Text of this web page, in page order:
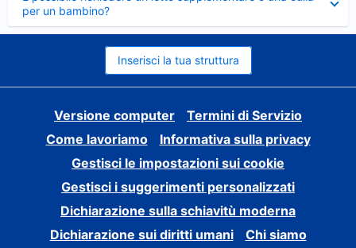
per un bambino?
Inserisci la tua struttura
Versione computer
Termini di Servizio
Come lavoriamo
Informativa sulla privacy
Gestisci le impostazioni sui cookie
Gestisci i suggerimenti personalizzati
Dichiarazione sulla schiavitù moderna
Dichiarazione sui diritti umani
Chi siamo